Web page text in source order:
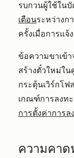
รบกวนผู้ใช้ใน
เตือนระหว่างก
ครั้งเมื่อการแจ้
ข้อความขาเข้า
สร้างตั๋วใหม่ใ
กระตุ้นเวิร์กโ
เกณฑ์การลงทะ
การตั้งค่าการล
ความคาด